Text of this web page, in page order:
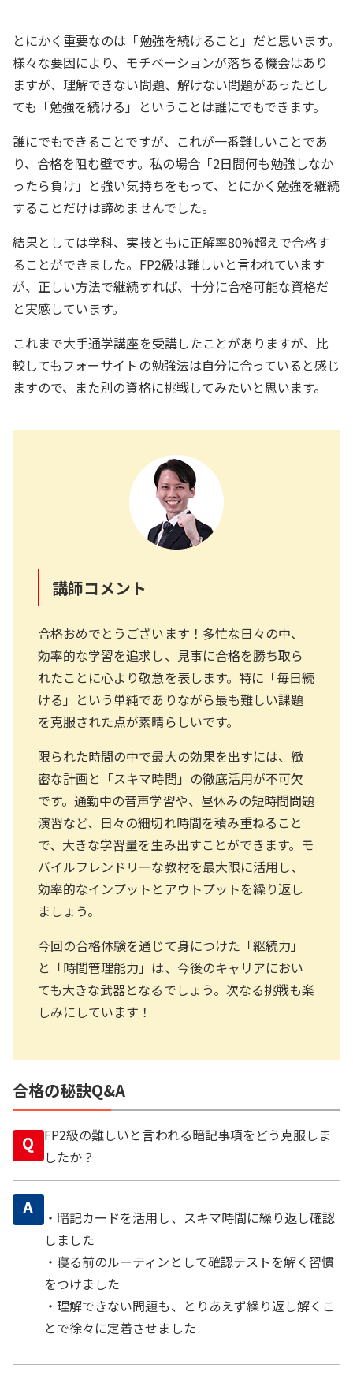
とにかく重要なのは「勉強を続けること」だと思います。
様々な要因により、モチベーションが落ちる機会はあり
ますが、理解できない問題、解けない問題があったとし
ても「勉強を続ける」ということは誰にでもできます。
誰にでもできることですが、これが一番難しいことであ
り、合格を阻む壁です。私の場合「2日間何も勉強しなか
ったら負け」と強い気持ちをもって、とにかく勉強を継続
することだけは諦めませんでした。
結果としては学科、実技ともに正解率80%超えで合格す
ることができました。FP2級は難しいと言われています
が、正しい方法で継続すれば、十分に合格可能な資格だ
と実感しています。
これまで大手通学講座を受講したことがありますが、比
較してもフォーサイトの勉強法は自分に合っていると感じ
ますので、また別の資格に挑戦してみたいと思います。
講師コメント
合格おめでとうございます！多忙な日々の中、
効率的な学習を追求し、見事に合格を勝ち取ら
れたことに心より敬意を表します。特に「毎日続
ける」という単純でありながら最も難しい課題
を克服された点が素晴らしいです。
限られた時間の中で最大の効果を出すには、緻
密な計画と「スキマ時間」の徹底活用が不可欠
です。通勤中の音声学習や、昼休みの短時間問題
演習など、日々の細切れ時間を積み重ねること
で、大きな学習量を生み出すことができます。モ
バイルフレンドリーな教材を最大限に活用し、
効率的なインプットとアウトプットを繰り返し
ましょう。
今回の合格体験を通じて身につけた「継続力」
と「時間管理能力」は、今後のキャリアにおい
ても大きな武器となるでしょう。次なる挑戦も楽
しみにしています！
合格の秘訣Q&A
Q
FP2級の難しいと言われる暗記事項をどう克服しま
したか？
A
・暗記カードを活用し、スキマ時間に繰り返し確認
しました
・寝る前のルーティンとして確認テストを解く習慣
をつけました
・理解できない問題も、とりあえず繰り返し解くこ
とで徐々に定着させました